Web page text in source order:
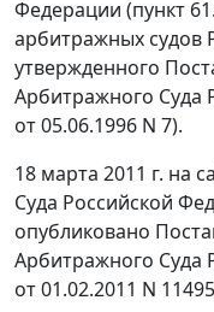
Федерации (пункт
арбитражных судов
утвержденного
Арбитражного Суда
от 05.06.1996 N 7).
18 марта 2011 г. на
Суда Российской
опубликовано
Арбитражного Суда
от 01.02.2011 N